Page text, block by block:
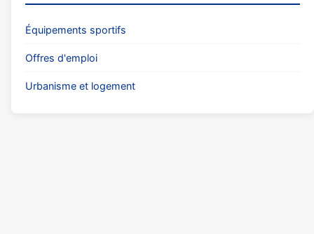
Équipements sportifs
Offres d'emploi
Urbanisme et logement